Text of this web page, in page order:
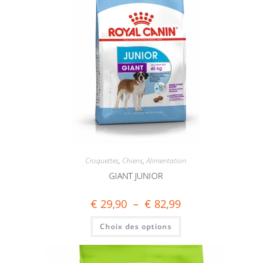
Croquettes, Chiens,Alimentation
GIANT JUNIOR
€ 29,90 – € 82,99
Choix des options